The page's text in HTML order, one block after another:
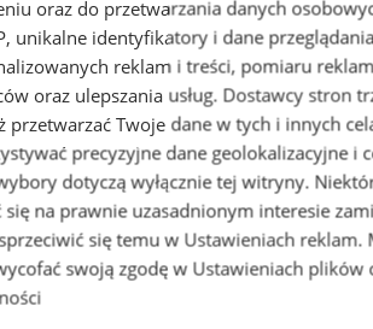
oraz do przetwarzania danych
unikalne identyfikatory i dane
reklam i treści, pomiaru
oraz ulepszania usług. Dostawcy stron
przetwarzać Twoje dane w tych i innych
precyzyjne dane geolokalizacyjne i
dotyczą wyłącznie tej witryny.
się na prawnie uzasadnionym interesie
się temu w Ustawieniach reklam.
swoją zgodę w Ustawieniach plików